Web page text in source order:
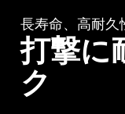
長寿命、高耐久
打撃に
ク